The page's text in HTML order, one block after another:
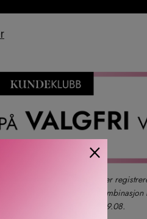
der du også kan logge inn eller
produkter, gavesett eller i
ett kjøp per kunde t.o.m. 09.08.
×